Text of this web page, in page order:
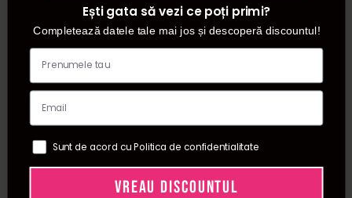
Ești gata să vezi ce poți primi?
Completează datele tale mai jos și descoperă discountul!
Sunt de acord cu Politica de confidentialitate
VREAU DISCOUNTUL